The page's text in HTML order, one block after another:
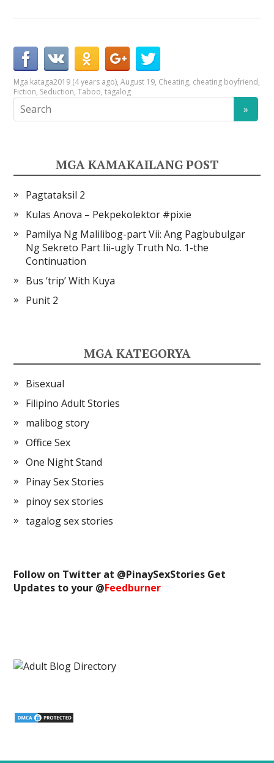
Mga kataga2019 (4 years ago),August 19, Cheating, cheating boyfriend,
Fiction, Seduction,Taboo,tagalog
MGA KAMAKAILANG POST
Pagtataksil 2
Kulas Anova – Pekpekolektor #pixie
Pamilya Ng Malilibog-part Vii: Ang Pagbubulgar
Ng Sekreto Part Iii-ugly Truth No. 1-the
Continuation
Bus ‘trip’ With Kuya
Punit 2
MGA KATEGORYA
Bisexual
Filipino Adult Stories
malibog story
Office Sex
One Night Stand
Pinay Sex Stories
pinoy sex stories
tagalog sex stories
Follow on Twitter at @PinaySexStories Get
Updates to your @Feedburner